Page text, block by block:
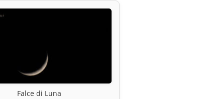
Falce di Luna